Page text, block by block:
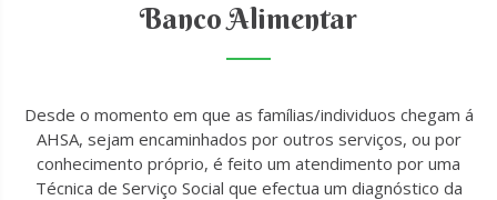
Banco Alimentar
Desde o momento em que as famílias/individuos chegam á
AHSA, sejam encaminhados por outros serviços, ou por
conhecimento próprio, é feito um atendimento por uma
Técnica de Serviço Social que efectua um diagnóstico da